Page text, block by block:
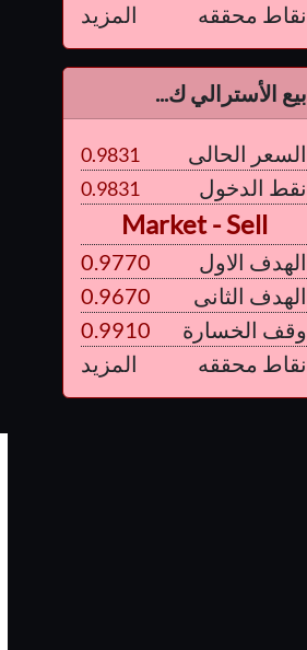
نقاط محققه
المزيد
بيع الأسترالي ك...
السعر الحالى 0.9831
نقط الدخول 0.9831
Market - Sell
الهدف الاول
0.9770
الهدف الثانى
0.9670
وقف الخسارة
0.9910
نقاط محققه
المزيد